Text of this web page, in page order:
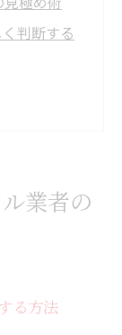
判断する
すべき危
認ポイン
業者の
る方法